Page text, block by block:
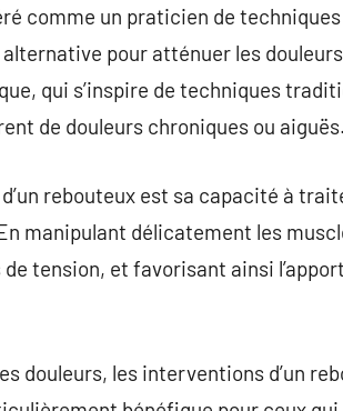
comme un praticien de
pour atténuer les
qui s’inspire de techniques
de douleurs chroniques ou aiguës.
rebouteux est sa capacité à
manipulant délicatement les
tension, et favorisant ainsi
douleurs, les interventions d’un